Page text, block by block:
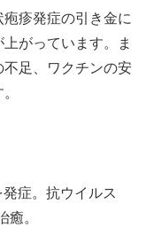
疹発症の引き金に
がっています。ま
足、ワクチンの安
症。抗ウイルス
癒。